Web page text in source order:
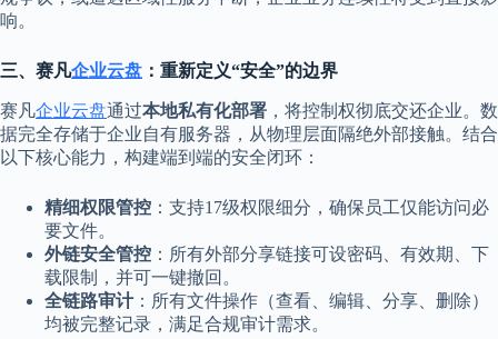
响。
三、赛凡企业云盘 ：重新定义“安全”的边界
赛凡企业云盘通过本地私有化部署 ，将控制权彻底交还企业。数
据完全存储于企业自有服务器，从物理层面隔绝外部接触。结合
以下核心能力，构建端到端的安全闭环：
精细权限管控 ：支持17级权限细分，确保员工仅能访问必
要文件。
外链安全管控 ：所有外部分享链接可设密码、有效期、下
载限制，并可一键撤回。
全链路审计：所有文件操作（查看、编辑、分享、删除）
均被完整记录，满足合规审计需求。